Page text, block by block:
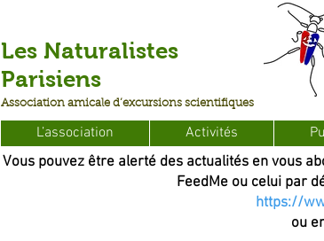
Les Naturalistes
Parisiens
Association amicale d’excursions scientifiques
L’association Activités
Vous pouvez être alerté des actualités en vous
FeedMe ou celui par
https://
ou